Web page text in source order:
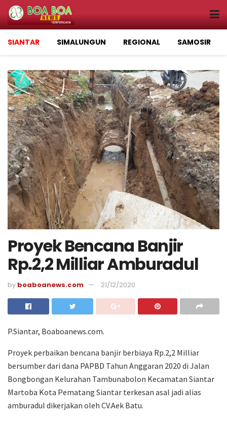
SIANTAR SIMALUNGUN REGIONAL SAMOSIR
Proyek Bencana Banjir
Rp.2,2 Milliar Amburadul
by boaboanews.com 21/12/2020
P.Siantar, Boaboanews.com.
Proyek perbaikan bencana banjir berbiaya Rp.2,2 Milliar
bersumber dari dana PAPBD Tahun Anggaran 2020 di Jalan
Bongbongan Kelurahan Tambunabolon Kecamatan Siantar
Martoba Kota Pematang Siantar terkesan asal jadi alias
amburadul dikerjakan oleh CV.Aek Batu.